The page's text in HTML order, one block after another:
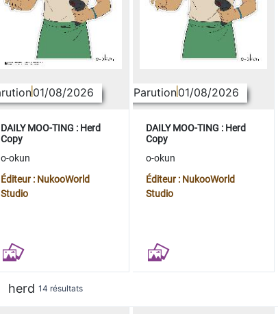
01/08/2026
DAILY MOO-TING : Herd
Copy
o-okun
Éditeur : NukooWorld
Studio
Parution01/08/2026
DAILY MOO-TING : Herd
Copy
o-okun
Éditeur : NukooWorld
Studio
herd 14 résultats